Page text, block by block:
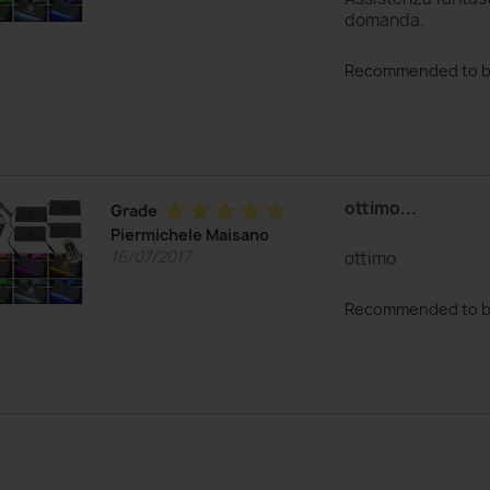
domanda.
Recommended to
Grade star star star star star
Piermichele Maisano
ottimo...
ottimo
Recommended to